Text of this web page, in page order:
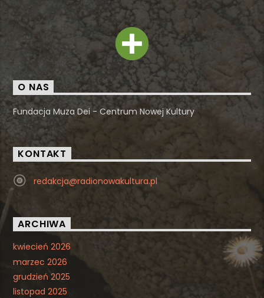
O NAS
Fundacja Muza Dei - Centrum Nowej Kultury
KONTAKT
redakcja@radionowakultura.pl
ARCHIWA
kwiecień 2026
marzec 2026
grudzień 2025
listopad 2025